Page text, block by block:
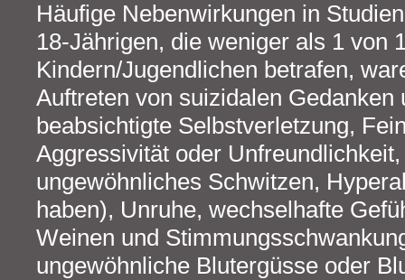
Häufige Nebenwirkungen in
18-Jährigen, die weniger als 1 von
Kindern/Jugendlichen betrafen,
Auftreten von suizidalen Gedanken
beabsichtigte Selbstverletzung,
Aggressivität oder
ungewöhnliches Schwitzen,
haben), Unruhe, wechselhafte
Weinen und
ungewöhnliche Blutergüsse oder